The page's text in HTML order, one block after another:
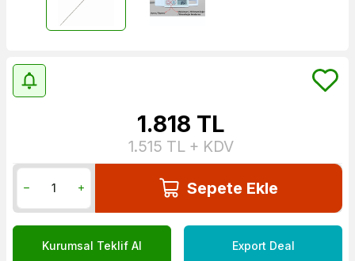
1.818 TL
1.515 TL + KDV
Sepete Ekle
Kurumsal Teklif Al Export Deal